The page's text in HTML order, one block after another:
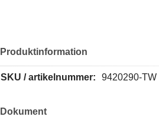
Produktinformation
SKU / artikelnummer: 9420290-TW
Dokument